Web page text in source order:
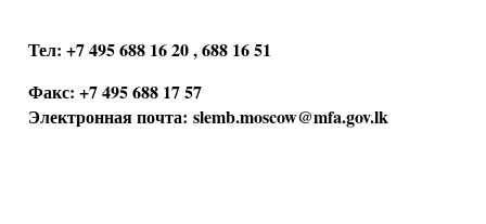
Тел: +7 495 688 16 20 , 688 16 51
Факс: +7 495 688 17 57
Электронная почта: slemb.moscow@mfa.gov.lk